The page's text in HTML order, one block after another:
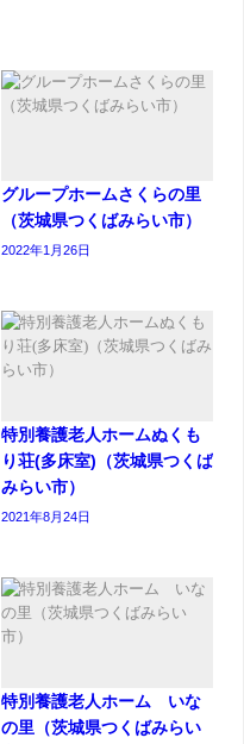
グループホームさくらの里
（茨城県つくばみらい市）
2022年1月26日
特別養護老人ホームぬくも
り荘(多床室)（茨城県つくば
みらい市）
2021年8月24日
特別養護老人ホーム いな
の里（茨城県つくばみらい